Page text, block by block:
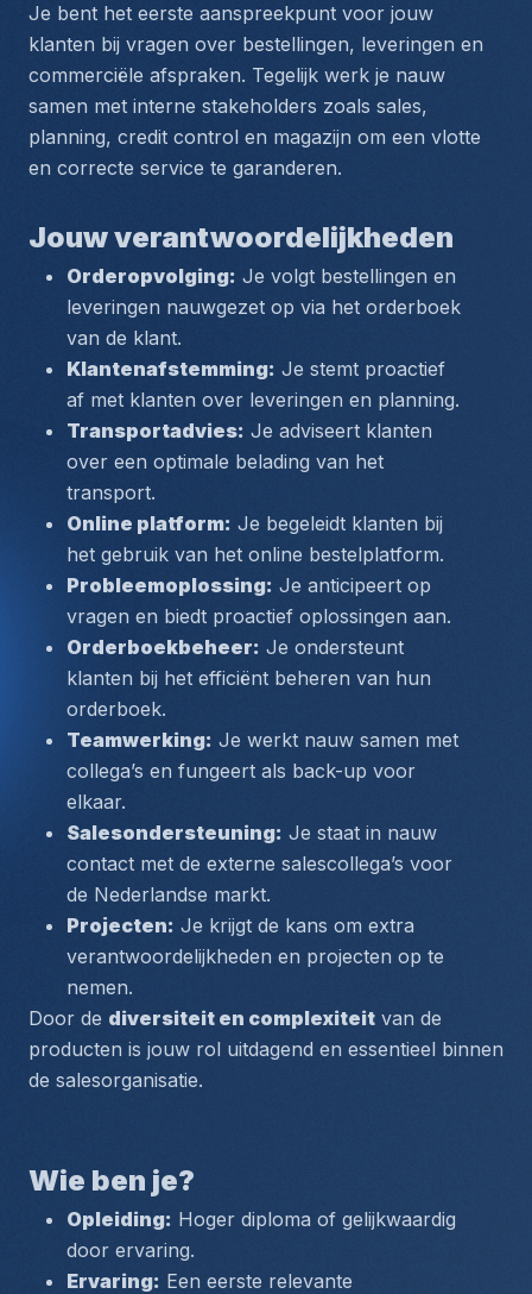
Je bent het eerste aanspreekpunt voor jouw
klanten bij vragen over bestellingen, leveringen en
commerciële afspraken. Tegelijk werk je nauw
samen met interne stakeholders zoals sales,
planning, credit control en magazijn om een vlotte
en correcte service te garanderen.
Jouw verantwoordelijkheden
Orderopvolging: Je volgt bestellingen en
leveringen nauwgezet op via het orderboek
van de klant.
Klantenafstemming: Je stemt proactief
af met klanten over leveringen en planning.
Transportadvies: Je adviseert klanten
over een optimale belading van het
transport.
Online platform: Je begeleidt klanten bij
het gebruik van het online bestelplatform.
Probleemoplossing: Je anticipeert op
vragen en biedt proactief oplossingen aan.
Orderboekbeheer: Je ondersteunt
klanten bij het efficiënt beheren van hun
orderboek.
Teamwerking: Je werkt nauw samen met
collega’s en fungeert als back-up voor
elkaar.
Salesondersteuning: Je staat in nauw
contact met de externe salescollega’s voor
de Nederlandse markt.
Projecten: Je krijgt de kans om extra
verantwoordelijkheden en projecten op te
nemen.
Door de diversiteit en complexiteit van de
producten is jouw rol uitdagend en essentieel binnen
de salesorganisatie.
Wie ben je?
Opleiding: Hoger diploma of gelijkwaardig
door ervaring.
Ervaring: Een eerste relevante